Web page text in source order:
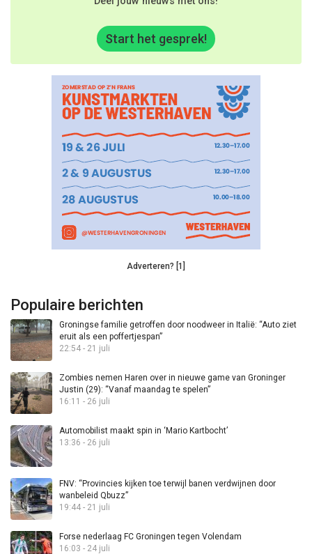
Start het gesprek!
Adverteren? [1]
Populaire berichten
Groningse familie getroffen door noodweer in Italië: “Auto ziet
eruit als een poffertjespan”
22:54 - 21 juli
Zombies nemen Haren over in nieuwe game van Groninger
Justin (29): “Vanaf maandag te spelen”
16:11 - 26 juli
Automobilist maakt spin in ‘Mario Kartbocht’
13:36 - 26 juli
FNV: “Provincies kijken toe terwijl banen verdwijnen door
wanbeleid Qbuzz”
19:44 - 21 juli
Forse nederlaag FC Groningen tegen Volendam
16:03 - 24 juli